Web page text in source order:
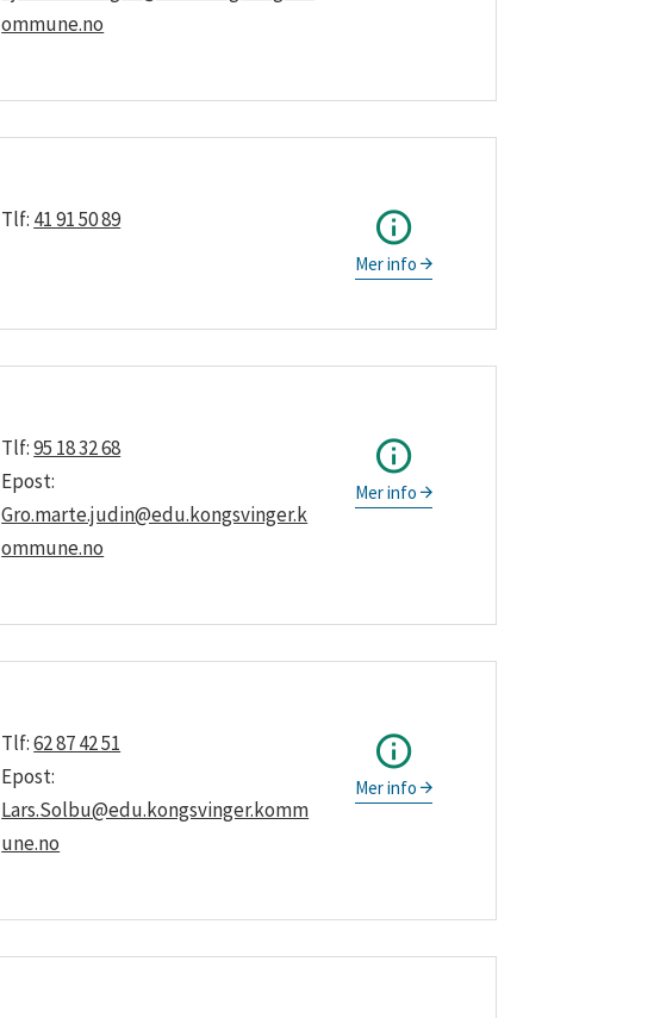
ommune.no
Tlf: 41 91 50 89
Mer info
Tlf:95 18 32 68
Epost:
Gro.marte.judin@edu.kongsvinger.k
ommune.no
Mer info
Tlf:62 87 42 51
Epost:
Lars.Solbu@edu.kongsvinger.komm
une.no
Mer info